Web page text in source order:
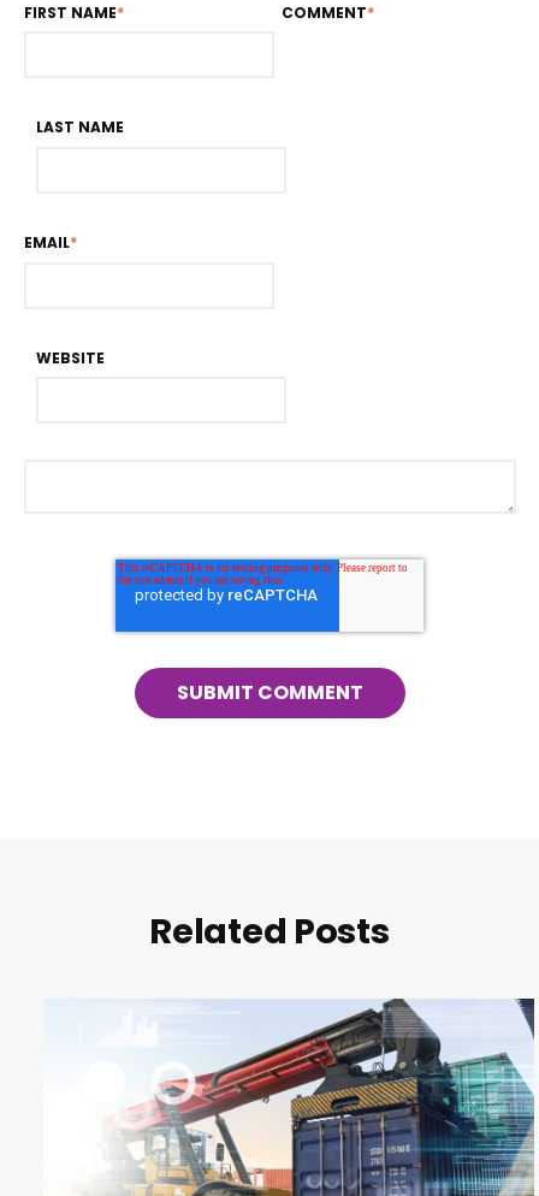
FIRST NAME*
LAST NAME
EMAIL*
WEBSITE
COMMENT*
Related Posts